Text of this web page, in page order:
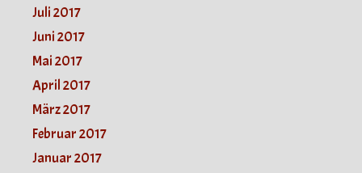
Juli 2017
Juni 2017
Mai 2017
April 2017
März 2017
Februar 2017
Januar 2017